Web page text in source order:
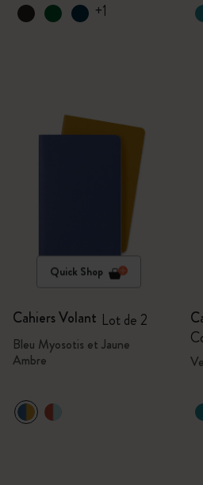
+1
Quick Shop
Cahiers Volant Lot de 2
Bleu Myosotis et Jaune
Ambre